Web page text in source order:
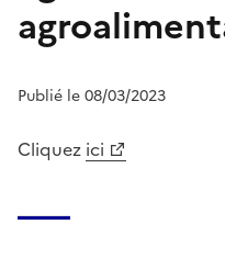
Publié le 08/03/2023
Cliquez ici